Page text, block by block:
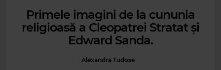
Primele imagini de la cununia
religioasă a Cleopatrei Stratat și
Edward Sanda.
Alexandra Tudose